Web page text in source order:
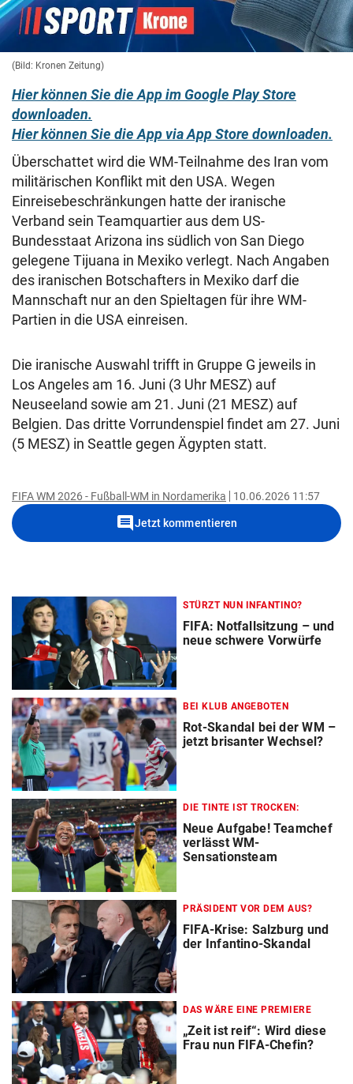
(Bild: Kronen Zeitung)
Hier können Sie die App im Google Play Store
downloaden.
Hier können Sie die App via App Store downloaden.
Überschattet wird die WM-Teilnahme des Iran vom
militärischen Konflikt mit den USA. Wegen
Einreisebeschränkungen hatte der iranische
Verband sein Teamquartier aus dem US-
Bundesstaat Arizona ins südlich von San Diego
gelegene Tijuana in Mexiko verlegt. Nach Angaben
des iranischen Botschafters in Mexiko darf die
Mannschaft nur an den Spieltagen für ihre WM-
Partien in die USA einreisen.
Die iranische Auswahl trifft in Gruppe G jeweils in
Los Angeles am 16. Juni (3 Uhr MESZ) auf
Neuseeland sowie am 21. Juni (21 MESZ) auf
Belgien. Das dritte Vorrundenspiel findet am 27. Juni
(5 MESZ) in Seattle gegen Ägypten statt.
FIFA WM 2026 - Fußball-WM in Nordamerika 10.06.2026 11:57
commentJetzt kommentieren
STÜRZT NUN INFANTINO?
FIFA: Notfallsitzung – und
neue schwere Vorwürfe
BEI KLUB ANGEBOTEN
Rot-Skandal bei der WM –
jetzt brisanter Wechsel?
DIE TINTE IST TROCKEN:
Neue Aufgabe! Teamchef
verlässt WM-
Sensationsteam
PRÄSIDENT VOR DEM AUS?
FIFA-Krise: Salzburg und
der Infantino-Skandal
DAS WÄRE EINE PREMIERE
„Zeit ist reif“: Wird diese
Frau nun FIFA-Chefin?